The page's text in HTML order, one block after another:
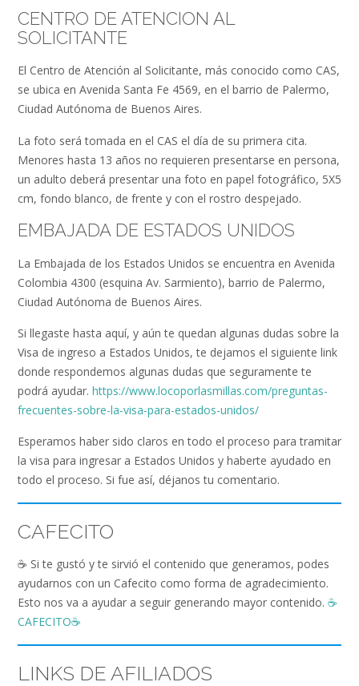
CENTRO DE ATENCION AL
SOLICITANTE
El Centro de Atención al Solicitante, más conocido como CAS,
se ubica en Avenida Santa Fe 4569, en el barrio de Palermo,
Ciudad Autónoma de Buenos Aires.
La foto será tomada en el CAS el día de su primera cita.
Menores hasta 13 años no requieren presentarse en persona,
un adulto deberá presentar una foto en papel fotográfico, 5X5
cm, fondo blanco, de frente y con el rostro despejado.
EMBAJADA DE ESTADOS UNIDOS
La Embajada de los Estados Unidos se encuentra en Avenida
Colombia 4300 (esquina Av. Sarmiento), barrio de Palermo,
Ciudad Autónoma de Buenos Aires.
Si llegaste hasta aquí, y aún te quedan algunas dudas sobre la
Visa de ingreso a Estados Unidos, te dejamos el siguiente link
donde respondemos algunas dudas que seguramente te
podrá ayudar. https://www.locoporlasmillas.com/preguntas-
frecuentes-sobre-la-visa-para-estados-unidos/
Esperamos haber sido claros en todo el proceso para tramitar
la visa para ingresar a Estados Unidos y haberte ayudado en
todo el proceso. Si fue así, déjanos tu comentario.
CAFECITO
☕️ Si te gustó y te sirvió el contenido que generamos, podes
ayudarnos con un Cafecito como forma de agradecimiento.
Esto nos va a ayudar a seguir generando mayor contenido. ☕️
CAFECITO☕️
LINKS DE AFILIADOS